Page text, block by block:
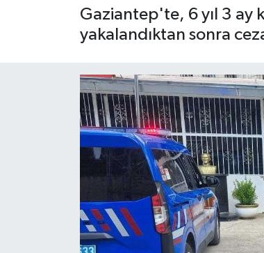
Gaziantep'te, 6 yıl 3 ay
yakalandıktan sonra
Haberler
Magazin
Resmi İlanlar
Haber Arşivi